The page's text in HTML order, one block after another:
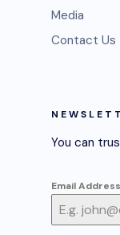
Media
Contact Us
You can
Email Address